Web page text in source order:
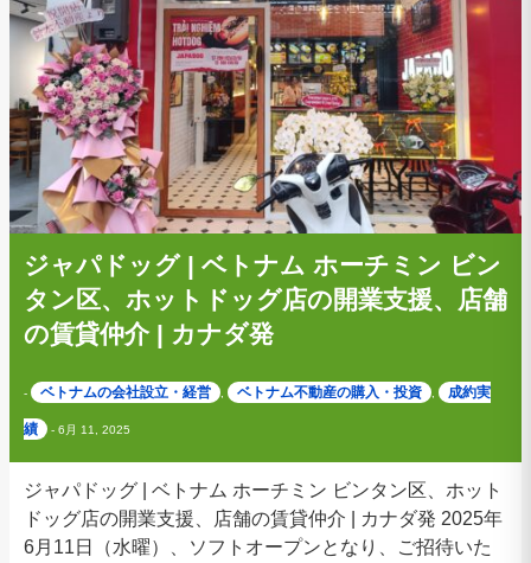
ジャパドッグ | ベトナム ホーチミン ビン
タン区、ホットドッグ店の開業支援、店舗
の賃貸仲介 | カナダ発
- ベトナムの会社設立・経営 ベトナム不動産の購入・投資 成約実
績 - 6月 11, 2025
ジャパドッグ | ベトナム ホーチミン ビンタン区、ホット
ドッグ店の開業支援、店舗の賃貸仲介 | カナダ発 2025年
6月11日（水曜）、ソフトオープンとなり、ご招待いた